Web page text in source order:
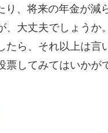
り、将来の年金が
、大丈夫でしょう
たら、それ以上は言
してみてはいかが